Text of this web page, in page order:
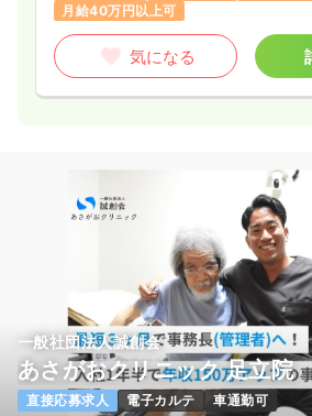
月給40万円以上可
気になる
一般社団法人誠創会
あさがおクリニック 足立院
直接応募求人 電子カルテ 車通勤可